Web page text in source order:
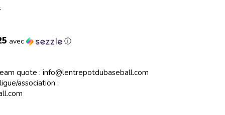
avec ⓘ
quote : info@lentrepotdubaseball.com
association :